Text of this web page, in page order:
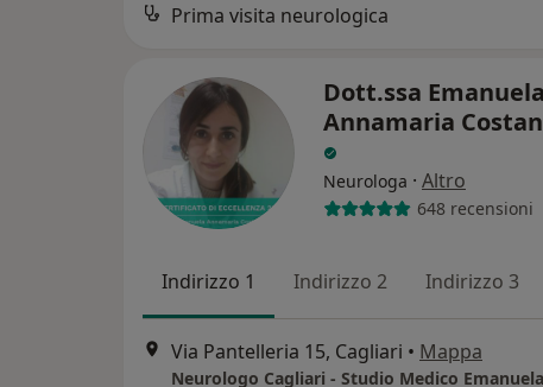
Prima visita neurologica
Dott.ssa Emanuela
Annamaria
Neurologa · Altro
648 recensioni
Indirizzo 1 Indirizzo 2 Indirizzo 3
Via Pantelleria 15, Cagliari • Mappa